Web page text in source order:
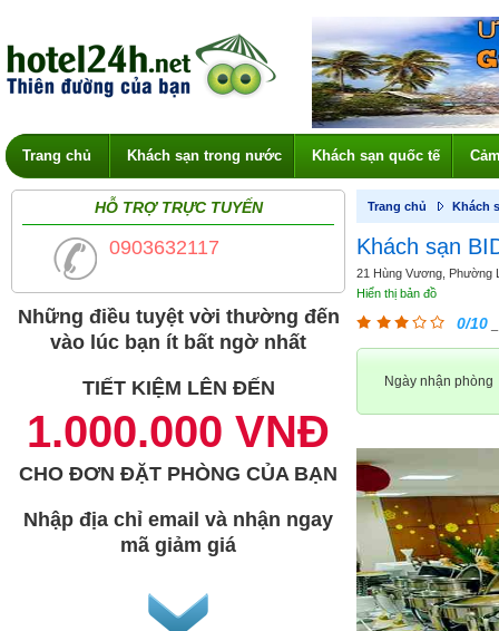
Trang chủ Khách sạn trong nước Khách sạn quốc tế
HỖ TRỢ TRỰC TUYẾN
0903632117
Những điều tuyệt vời thường đến
vào lúc bạn ít bất ngờ nhất
TIẾT KIỆM LÊN ĐẾN
1.000.000 VNĐ
CHO ĐƠN ĐẶT PHÒNG CỦA BẠN
Nhập địa chỉ email và nhận ngay
mã giảm giá
Trang chủ Khách
Khách sạn
21 Hùng Vương, Phường
Hiển thị bản đồ
0/10
Ngày nhận phòng